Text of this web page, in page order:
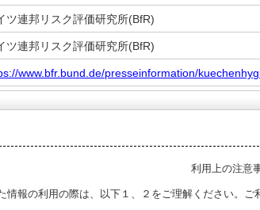
ツ連邦リスク評価研究所(BfR)
ツ連邦リスク評価研究所(BfR)
www.bfr.bund.de/presseinformation/
利用上の注意
情報の利用の際は、以下１、２をご理解ください。ご